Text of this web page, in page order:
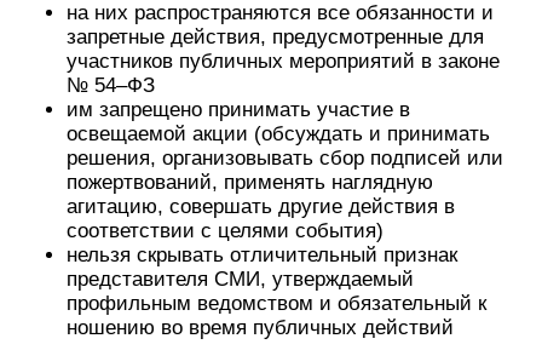
на них распространяются все обязанности и
запретные действия, предусмотренные для
участников публичных мероприятий в законе
№ 54–ФЗ
им запрещено принимать участие в
освещаемой акции (обсуждать и принимать
решения, организовывать сбор подписей или
пожертвований, применять наглядную
агитацию, совершать другие действия в
соответствии с целями события)
нельзя скрывать отличительный признак
представителя СМИ, утверждаемый
профильным ведомством и обязательный к
ношению во время публичных действий